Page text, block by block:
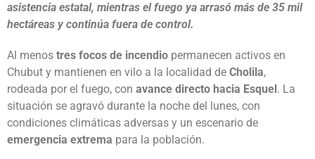
asistencia estatal, mientras el fuego ya arrasó más de 35 mil
hectáreas y continúa fuera de control.
Al menos tres focos de incendio permanecen activos en
Chubut y mantienen en vilo a la localidad de Cholila,
rodeada por el fuego, con avance directo hacia Esquel. La
situación se agravó durante la noche del lunes, con
condiciones climáticas adversas y un escenario de
emergencia extrema para la población.